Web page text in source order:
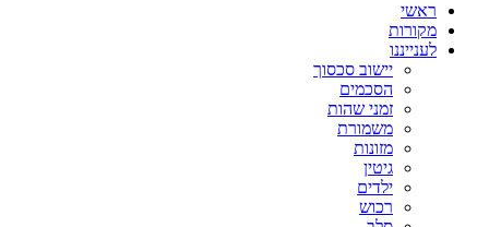
ראשי
מקורות
לענייננו
יישוב סכסוך
הסכמים
זמני שהות
משמורת
מזונות
גיטין
ילדים
רכוש